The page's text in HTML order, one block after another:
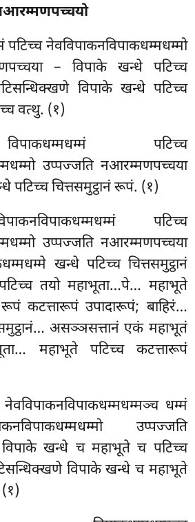
पटिच्च नेवविपाकनविपाकधम्मधम्मो
– विपाके खन्धे पटिच्च
विपाके खन्धे पटिच्च
वत्थु. (१)
पटिच्च
उप्पज्जति नआरम्मणपच्चया
पटिच्च चित्तसमुट्ठानं रूपं. (१)
पटिच्च
उप्पज्जति नआरम्मणपच्चया
खन्धे पटिच्च चित्तसमुट्ठानं
तयो महाभूता…पे… महाभूते
रूपं कटत्तारूपं उपादारूपं; बाहिरं…
असञ्ञसत्तानं एकं महाभूतं
महाभूते पटिच्च कटत्तारूपं
नेवविपाकनविपाकधम्मधम्मञ्च धम्मं
उप्पज्जति
खन्धे च महाभूते च पटिच्च
विपाके खन्धे च महाभूते